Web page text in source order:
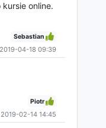
online.
Sebastian
2019-04-18 09:39
Piotr
2019-02-14 14:45